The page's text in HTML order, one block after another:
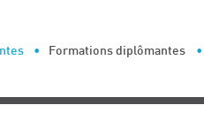
Formations diplômantes